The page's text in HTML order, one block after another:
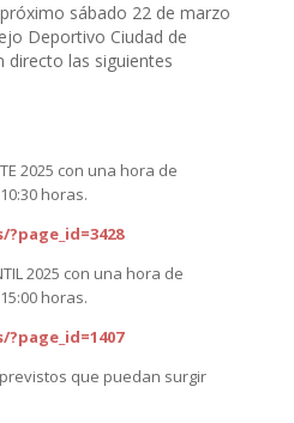
sábado 22 de marzo
Deportivo Ciudad de
directo las siguientes
2025 con una hora de
horas.
2025 con una hora de
horas.
que puedan surgir